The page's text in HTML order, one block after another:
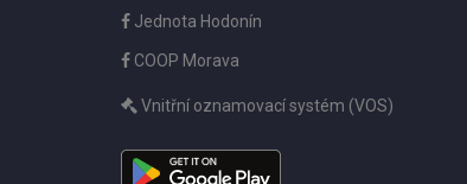
Jednota Hodonín
COOP Morava
Vnitřní oznamovací systém (VOS)